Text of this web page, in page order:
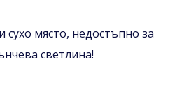
място, недостъпно за
светлина!